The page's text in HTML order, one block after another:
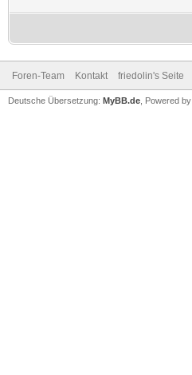
Foren-Team Kontakt friedolin's Seite
Deutsche Übersetzung: MyBB.de , Powered by